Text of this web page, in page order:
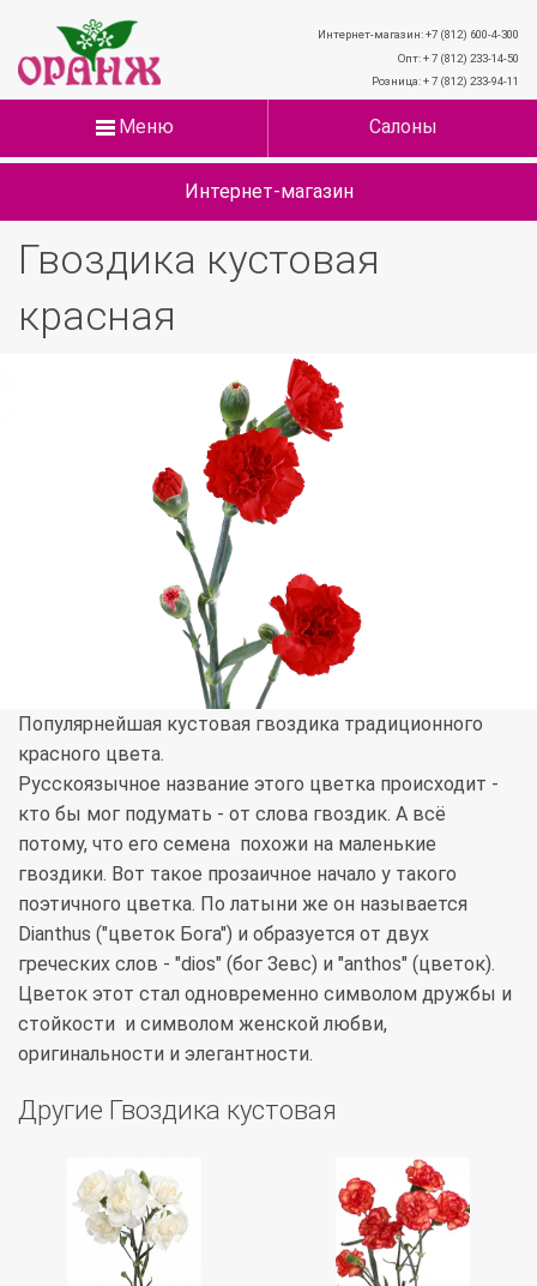
Интернет-магазин: +7 (812) 600-4-300
Опт: + 7 (812) 233-14-50
Розница: + 7 (812) 233-94-11
Меню Салоны
Интернет-магазин
Гвоздика кустовая
красная
Популярнейшая кустовая гвоздика традиционного
красного цвета.
Русскоязычное название этого цветка происходит -
кто бы мог подумать - от слова гвоздик. А всё
потому, что его семена похожи на маленькие
гвоздики. Вот такое прозаичное начало у такого
поэтичного цветка. По латыни же он называется
Dianthus ("цветок Бога") и образуется от двух
греческих слов - "dios" (бог Зевс) и "anthos" (цветок).
Цветок этот стал одновременно символом дружбы и
стойкости и символом женской любви,
оригинальности и элегантности.
Другие Гвоздика кустовая